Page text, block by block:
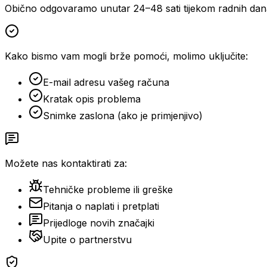
Obično odgovaramo unutar 24–48 sati tijekom radnih
Kako bismo vam mogli brže pomoći, molimo uključite:
E-mail adresu vašeg računa
Kratak opis problema
Snimke zaslona (ako je primjenjivo)
Možete nas kontaktirati za:
Tehničke probleme ili greške
Pitanja o naplati i pretplati
Prijedloge novih značajki
Upite o partnerstvu